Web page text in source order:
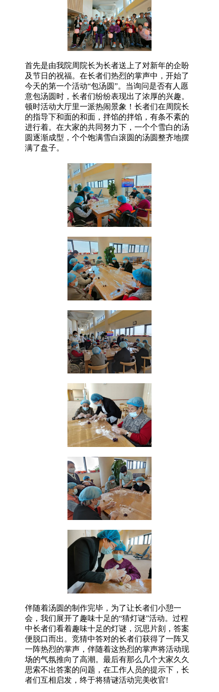
首先是由我院周院长为长者送上了对新年的企盼
及节日的祝福。在长者们热烈的掌声中，开始了
今天的第一个活动“包汤圆”。当询问是否有人愿
意包汤圆时，长者们纷纷表现出了浓厚的兴趣。
顿时活动大厅里一派热闹景象！长者们在周院长
的指导下和面的和面，拌馅的拌馅，有条不紊的
进行着。在大家的共同努力下，一个个雪白的汤
圆逐渐成型，个个饱满雪白滚圆的汤圆整齐地摆
满了盘子。
伴随着汤圆的制作完毕，为了让长者们小憩一
会，我们展开了趣味十足的“猜灯谜”活动。过程
中长者们看着趣味十足的灯谜，沉思片刻，答案
便脱口而出。竞猜中答对的长者们获得了一阵又
一阵热烈的掌声，伴随着这热烈的掌声将活动现
场的气氛推向了高潮。最后有那么几个大家久久
思索不出答案的问题，在工作人员的提示下，长
者们互相启发，终于将猜谜活动完美收官!